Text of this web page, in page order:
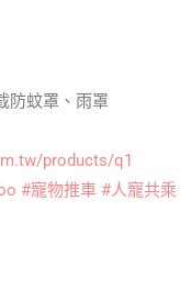
防蚊罩、雨罩
products/q1
#寵物推車 #人寵共乘